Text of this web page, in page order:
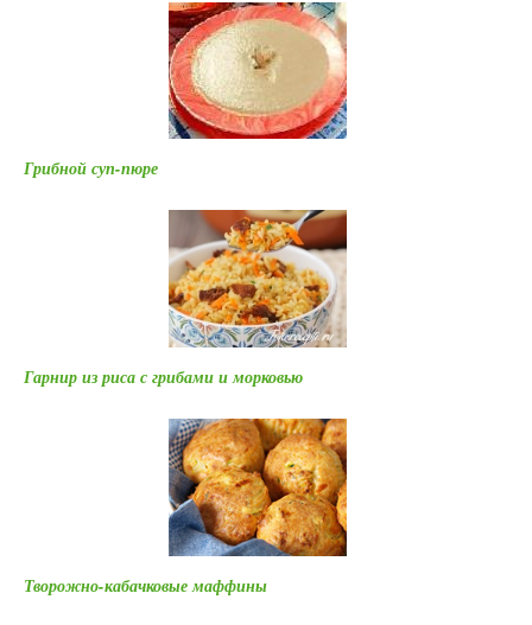
Грибной суп-пюре
Гарнир из риса с грибами и морковью
Творожно-кабачковые маффины